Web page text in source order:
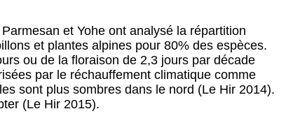
Parmesan et Yohe ont analysé la répartition
et plantes alpines pour 80% des espèces.
ou de la floraison de 2,3 jours par décade
par le réchauffement climatique comme
sont plus sombres dans le nord (Le Hir 2014).
(Le Hir 2015).